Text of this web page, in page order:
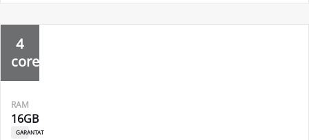
4
core
RAM
16GB
garantat